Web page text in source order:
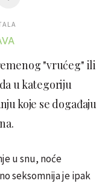
"vrućeg" ili
u kategoriju
koje se događaju
u snu, noće
seksomnija je ipak